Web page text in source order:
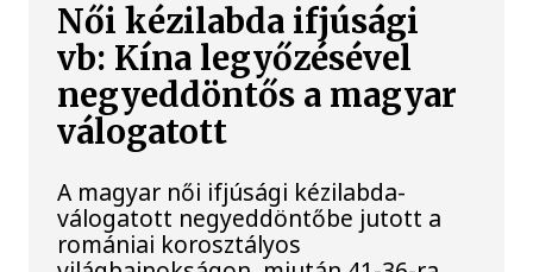
Női kézilabda ifjúsági
vb: Kína legyőzésével
negyeddöntős a magyar
válogatott
A magyar női ifjúsági kézilabda-
válogatott negyeddöntőbe jutott a
romániai korosztályos